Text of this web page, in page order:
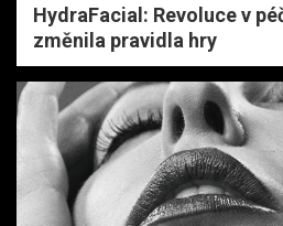
HydraFacial: Revoluce v
změnila pravidla hry